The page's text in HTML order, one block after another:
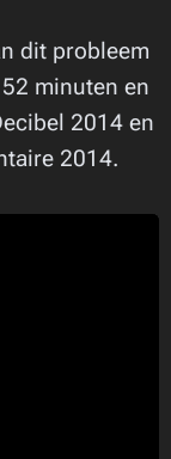
dit probleem
minuten en
2014 en
2014.